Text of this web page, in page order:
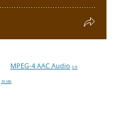
MPEG-4 AAC Audio 0 B
39 MB